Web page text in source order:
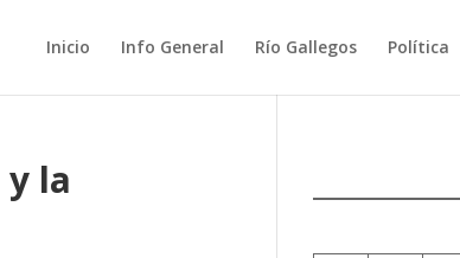
Inicio Info General Río Gallegos Política
la